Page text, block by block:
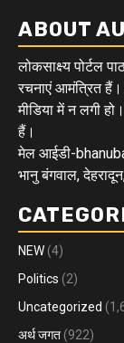
ABOUT
लोकसाक्ष्य पोर्टल
रचनाएं आमंत्रित
मीडिया में न लगी
हैं।
मेल आईडी-
भानु बंगवाल,
NEW (4)
Politics (2)
Uncategorized
अर्थ जगत (922)